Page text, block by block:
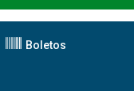
Boletos